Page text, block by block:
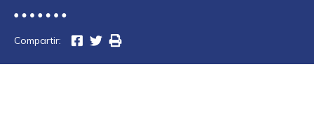
Compartir: